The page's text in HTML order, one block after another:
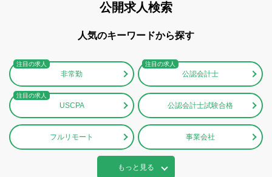
公開求人検索
人気のキーワードから探す
非常勤 公認会計士
USCPA 公認会計士試験合格
フルリモート 事業会社
もっと見る